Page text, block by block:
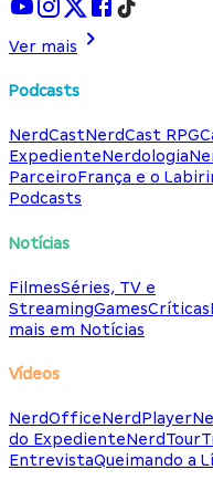
Ver mais
Podcasts
NerdCastNerdCast RPG
ExpedienteNerdologia
ParceiroFrança e o
Podcasts
Notícias
FilmesSéries, TV e
StreamingGamesCríticas
mais em Notícias
Vídeos
NerdOfficeNerdPlayer
do ExpedienteNerdTour
EntrevistaQueimando a